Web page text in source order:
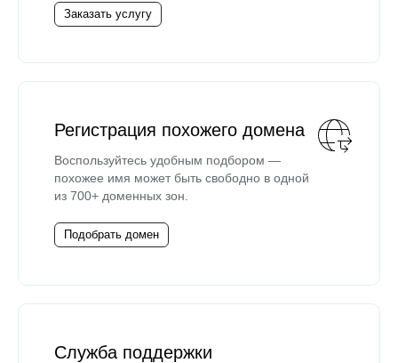
Заказать услугу
Регистрация похожего домена
Воспользуйтесь удобным подбором —
похожее имя может быть свободно в одной
из 700+ доменных зон.
Подобрать домен
Служба поддержки